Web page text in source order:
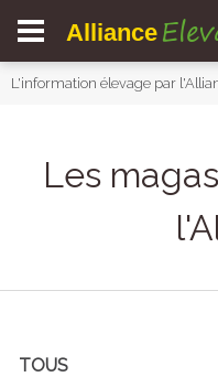
Alliance
L'information élevage par
Les
TOUS